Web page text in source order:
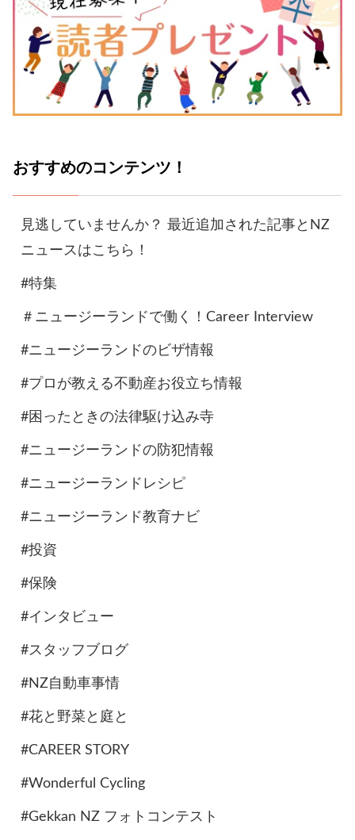
おすすめのコンテンツ！
見逃していませんか？ 最近追加された記事とNZ
ニュースはこちら！
#特集
＃ニュージーランドで働く！Career Interview
#ニュージーランドのビザ情報
#プロが教える不動産お役立ち情報
#困ったときの法律駆け込み寺
#ニュージーランドの防犯情報
#ニュージーランドレシピ
#ニュージーランド教育ナビ
#投資
#保険
#インタビュー
#スタッフブログ
#NZ自動車事情
#花と野菜と庭と
#CAREER STORY
#Wonderful Cycling
#Gekkan NZ フォトコンテスト